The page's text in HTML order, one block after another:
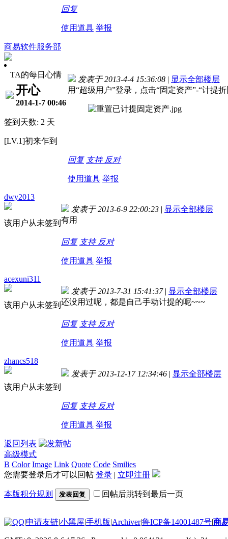
回复
使用道具 举报
商易软件服务部
TA的每日心情
开心
2014-1-7 00:46
签到天数: 2 天
[LV.1]初来乍到
发表于 2013-4-4 15:36:08 | 显示全部楼层
用“超级用户”登录，点击“固定资产”-“计提
回复 支持 反对
使用道具 举报
dwy2013
该用户从未签到
发表于 2013-6-9 22:00:23 | 显示全部楼层
有用
回复 支持 反对
使用道具 举报
acexuni311
该用户从未签到
发表于 2013-7-31 15:41:37 | 显示全部楼层
还没用过呢，都是自己手动计提的呢~~~
回复 支持 反对
使用道具 举报
zhancs518
该用户从未签到
发表于 2013-12-17 12:34:46 | 显示全部楼层
回复 支持 反对
使用道具 举报
返回列表
高级模式
B Color Image Link Quote Code Smilies
您需要登录后才可以回帖 登录 | 立即注册
本版积分规则 发表回复 回帖后跳转到最后一页
|申请友链|小黑屋|手机版|Archiver|鲁ICP备14001487号|商